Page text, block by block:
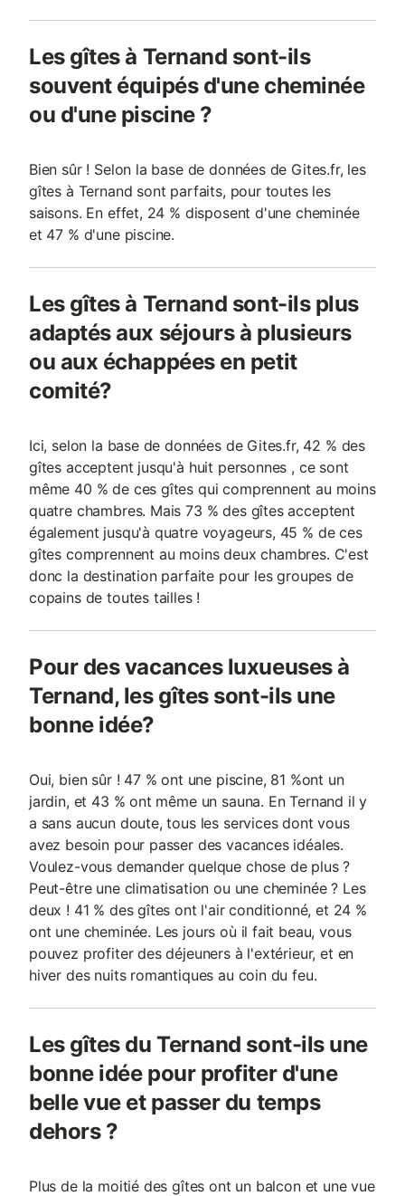
Les gîtes à Ternand sont-ils
souvent équipés d'une cheminée
ou d'une piscine ?
Bien sûr ! Selon la base de données de Gites.fr, les
gîtes à Ternand sont parfaits, pour toutes les
saisons. En effet, 24 % disposent d'une cheminée
et 47 % d'une piscine.
Les gîtes à Ternand sont-ils plus
adaptés aux séjours à plusieurs
ou aux échappées en petit
comité?
Ici, selon la base de données de Gites.fr, 42 % des
gîtes acceptent jusqu'à huit personnes , ce sont
même 40 % de ces gîtes qui comprennent au moins
quatre chambres. Mais 73 % des gîtes acceptent
également jusqu'à quatre voyageurs, 45 % de ces
gîtes comprennent au moins deux chambres. C'est
donc la destination parfaite pour les groupes de
copains de toutes tailles !
Pour des vacances luxueuses à
Ternand, les gîtes sont-ils une
bonne idée?
Oui, bien sûr ! 47 % ont une piscine, 81 %ont un
jardin, et 43 % ont même un sauna. En Ternand il y
a sans aucun doute, tous les services dont vous
avez besoin pour passer des vacances idéales.
Voulez-vous demander quelque chose de plus ?
Peut-être une climatisation ou une cheminée ? Les
deux ! 41 % des gîtes ont l'air conditionné, et 24 %
ont une cheminée. Les jours où il fait beau, vous
pouvez profiter des déjeuners à l'extérieur, et en
hiver des nuits romantiques au coin du feu.
Les gîtes du Ternand sont-ils une
bonne idée pour profiter d'une
belle vue et passer du temps
dehors ?
Plus de la moitié des gîtes ont un balcon et une vue